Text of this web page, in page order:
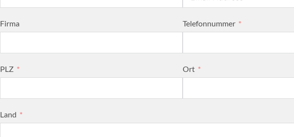
Firma Telefonnummer
PLZ Ort
Land